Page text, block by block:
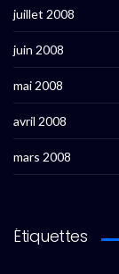
juillet 2008
juin 2008
mai 2008
avril 2008
mars 2008
Étiquettes